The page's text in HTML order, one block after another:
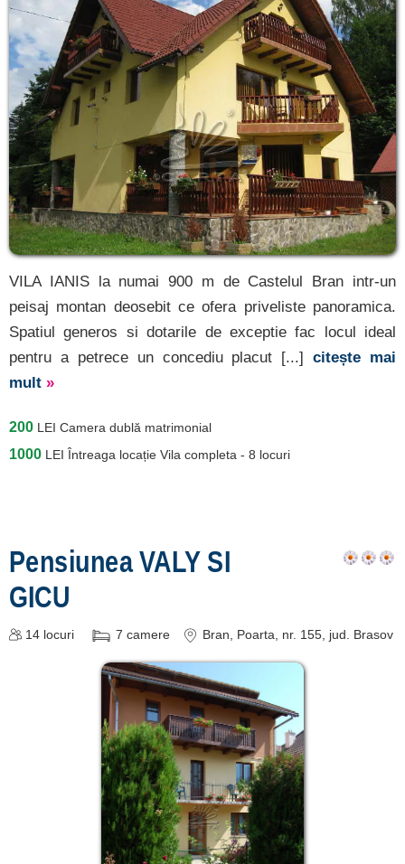
VILA IANIS la numai 900 m de Castelul Bran intr-un
peisaj montan deosebit ce ofera priveliste panoramica.
Spatiul generos si dotarile de exceptie fac locul ideal
pentru a petrece un concediu placut [...]citește mai
mult »
200 LEI Camera dublă matrimonial
1000 LEI Întreaga locație Vila completa - 8 locuri
Pensiunea VALY SI
GICU
14 locuri 7 camere Bran, Poarta, nr. 155, jud. Brasov